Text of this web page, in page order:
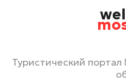
Туристический